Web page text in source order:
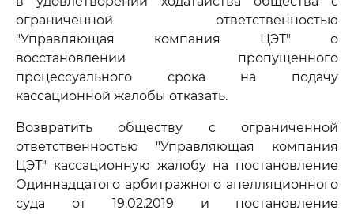
ограниченной ответственностью
"Управляющая компания ЦЭТ" о
восстановлении пропущенного
процессуального срока на подачу
кассационной жалобы отказать.
Возвратить обществу с ограниченной
ответственностью "Управляющая компания
ЦЭТ" кассационную жалобу на постановление
Одиннадцатого арбитражного апелляционного
суда от 19.02.2019 и постановление